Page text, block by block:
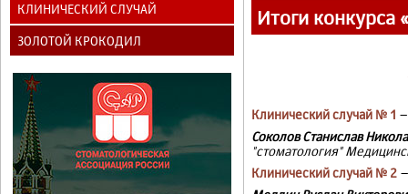
КЛИНИЧЕСКИЙ СЛУЧАЙ
ЗОЛОТОЙ КРОКОДИЛ
Итоги конкурса
Клинический случай № 1
Соколов Станислав
"стоматология"
Клинический случай № 2